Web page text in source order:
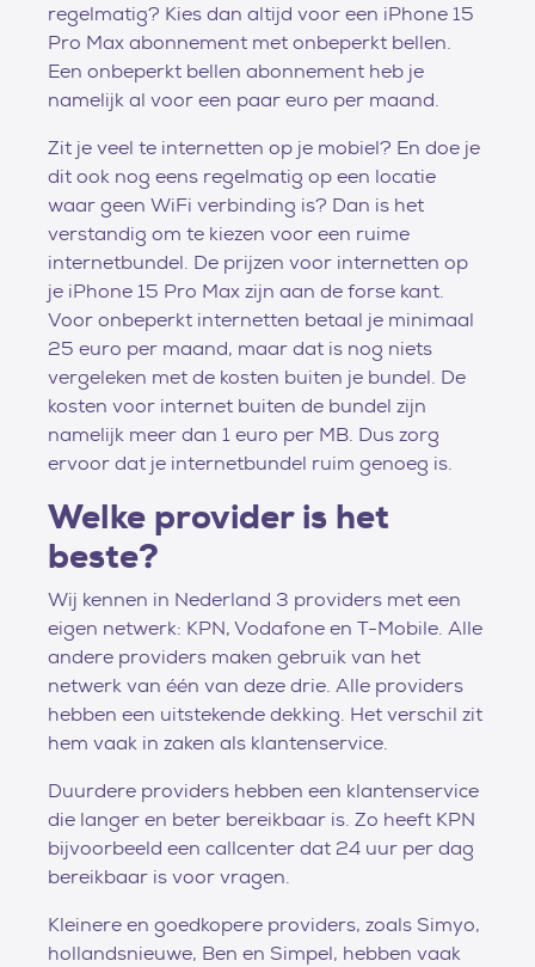
regelmatig? Kies dan altijd voor een iPhone 15
Pro Max abonnement met onbeperkt bellen.
Een onbeperkt bellen abonnement heb je
namelijk al voor een paar euro per maand.
Zit je veel te internetten op je mobiel? En doe je
dit ook nog eens regelmatig op een locatie
waar geen WiFi verbinding is? Dan is het
verstandig om te kiezen voor een ruime
internetbundel. De prijzen voor internetten op
je iPhone 15 Pro Max zijn aan de forse kant.
Voor onbeperkt internetten betaal je minimaal
25 euro per maand, maar dat is nog niets
vergeleken met de kosten buiten je bundel. De
kosten voor internet buiten de bundel zijn
namelijk meer dan 1 euro per MB. Dus zorg
ervoor dat je internetbundel ruim genoeg is.
Welke provider is het
beste?
Wij kennen in Nederland 3 providers met een
eigen netwerk: KPN, Vodafone en T-Mobile. Alle
andere providers maken gebruik van het
netwerk van één van deze drie. Alle providers
hebben een uitstekende dekking. Het verschil zit
hem vaak in zaken als klantenservice.
Duurdere providers hebben een klantenservice
die langer en beter bereikbaar is. Zo heeft KPN
bijvoorbeeld een callcenter dat 24 uur per dag
bereikbaar is voor vragen.
Kleinere en goedkopere providers, zoals Simyo,
hollandsnieuwe, Ben en Simpel, hebben vaak